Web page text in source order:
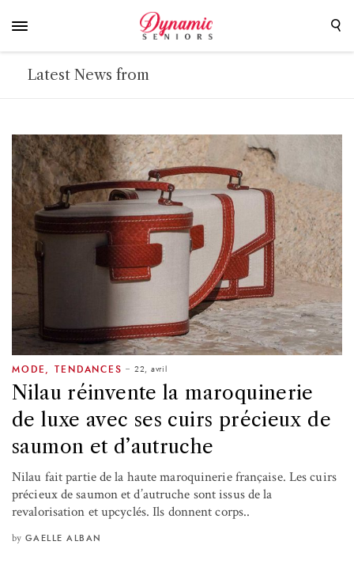
Latest News from
MODE ,TENDANCES 22, avril
Nilau réinvente la maroquinerie
de luxe avec ses cuirs précieux de
saumon et d’autruche
Nilau fait partie de la haute maroquinerie française. Les cuirs
précieux de saumon et d’autruche sont issus de la
revalorisation et upcyclés. Ils donnent corps..
by GAELLE ALBAN